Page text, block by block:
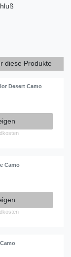
diese Produkte
Desert Camo
Camo